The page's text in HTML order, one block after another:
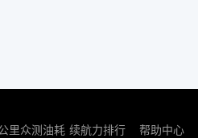
里众测油耗 续航力排行 帮助中心